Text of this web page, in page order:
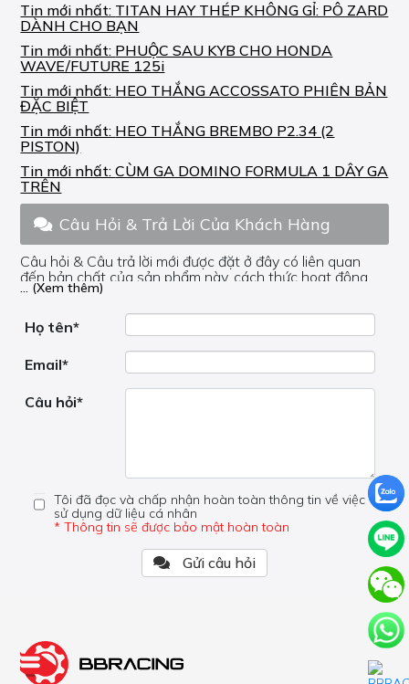
Tin mới nhất: TITAN HAY THÉP KHÔNG GỈ: PÔ ZARD
DÀNH CHO BẠN
Tin mới nhất: PHUỘC SAU KYB CHO HONDA
WAVE/FUTURE 125i
Tin mới nhất: HEO THẮNG ACCOSSATO PHIÊN BẢN
ĐẶC BIỆT
Tin mới nhất: HEO THẮNG BREMBO P2.34 (2
PISTON)
Tin mới nhất:CÙM GA DOMINO FORMULA 1 DÂY GA
TRÊN
Câu Hỏi & Trả Lời Của Khách Hàng
Câu hỏi & Câu trả lời mới được đặt ở đây có liên quan
đến bản chất của sản phẩm này, cách thức hoạt động,
nơi hoạt động, liệu nó có hữu ích không, v.v.
câu hỏi của bạn ở đây mà bên trong trang đó.
... (Xem thêm)
Họ tên*
Email*
Câu hỏi*
Tôi đã đọc và chấp nhận hoàn toàn thông tin về việc
sử dụng dữ liệu cá nhân
* Thông tin sẽ được bảo mật hoàn toàn
Gửi câu hỏi